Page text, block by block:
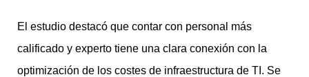
El estudio destacó que contar con personal más
calificado y experto tiene una clara conexión con la
optimización de los costes de infraestructura de TI. Se